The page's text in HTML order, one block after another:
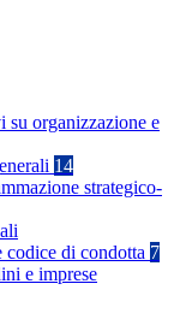
organizzazione e
14
strategico-
codice di condotta 7
e imprese